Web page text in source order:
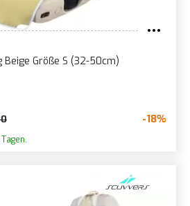
Größe S (32-50cm)
-18%